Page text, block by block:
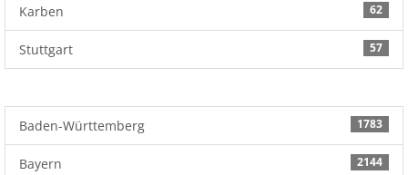
62
Karben
57
Stuttgart
1783
Baden-Württemberg
2144
Bayern